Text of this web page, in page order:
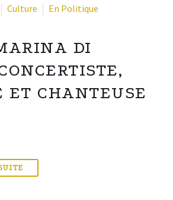
Culture En Politique
DI
ET CHANTEUSE